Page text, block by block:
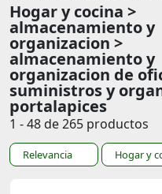
Hogar y cocina >
almacenamiento y
organizacion >
almacenamiento y
organizacion de
suministros y
portalapices
1 - 48 de 265 productos
Relevancia Hogar y